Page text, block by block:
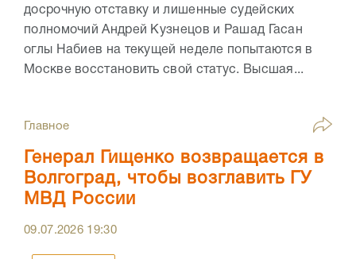
досрочную отставку и лишенные судейских
полномочий Андрей Кузнецов и Рашад Гасан
оглы Набиев на текущей неделе попытаются в
Москве восстановить свой статус. Высшая...
Главное
Генерал Гищенко возвращается в
Волгоград, чтобы возглавить ГУ
МВД России
09.07.2026 19:30